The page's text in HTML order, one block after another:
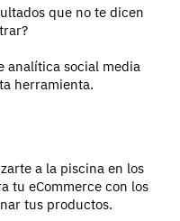
que no te dicen
analítica social media
herramienta.
a la piscina en los
tu eCommerce con los
tus productos.